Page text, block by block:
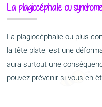
La plagiocéphalie ou
La plagiocéphalie ou plus
la tête plate, est une
aura surtout une
pouvez prévenir si vous en